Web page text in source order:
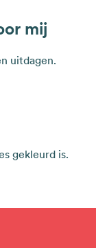
mij
uitdagen.
gekleurd is.